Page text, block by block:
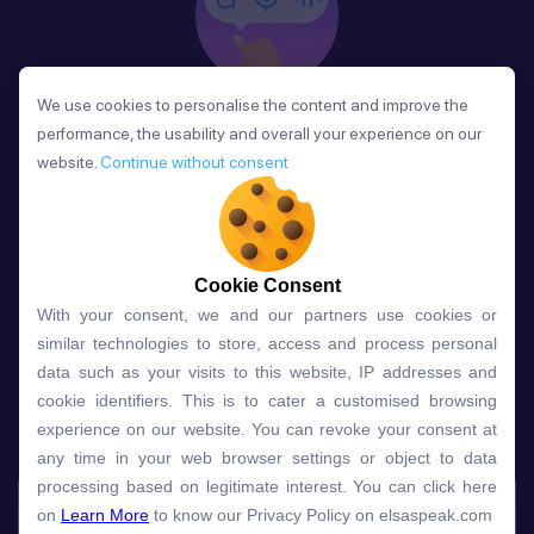
Phản Hồi
Sau mỗi bài học, người học nhận phản hồi về phát
âm và ngữ pháp ngay lập tức, giúp cải thiện kỹ năng
và tiến bộ nhanh chóng.
Lựa chọn gói học ELSA dành
cho bạn
Gói học Free Premium
Speech Analyzer
We use cookies to personalise the content and improve the
performance, the usability and overall your experience on our
website. Continue without consent
Cookie Consent
With your consent, we and our partners use cookies or
similar technologies to store, access and process personal
data such as your visits to this website, IP addresses and
cookie identifiers. This is to cater a customised browsing
experience on our website. You can revoke your consent at
any time in your web browser settings or object to data
processing based on legitimate interest. You can click here
on Learn More to know our Privacy Policy on elsaspeak.com
We use cookies to personalise the content and improve the
performance, the usability and overall your experience on our
website. Continue without consent
Cookie Consent
With your consent, we and our partners use cookies or
similar technologies to store, access and process personal
data such as your visits to this website, IP addresses and
cookie identifiers. This is to cater a customised browsing
experience on our website. You can revoke your consent at
any time in your web browser settings or object to data
processing based on legitimate interest. You can click here
on Learn More to know our Privacy Policy on elsaspeak.com